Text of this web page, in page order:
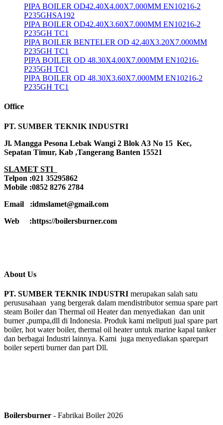
PIPA BOILER OD42.40X4.00X7.000MM EN10216-2
P235GHSA192
PIPA BOILER OD42.40X3.60X7.000MM EN10216-2
P235GH TC1
PIPA BOILER BENTELER OD 42.40X3.20X7.000MM
P235GH TC1
PIPA BOILER OD 48.30X4.00X7.000MM EN10216-
P235GH TC1
PIPA BOILER OD 48.30X3.60X7.000MM EN10216-2
P235GH TC1
Office
PT. SUMBER TEKNIK INDUSTRI
Jl. Mangga Pesona Lebak Wangi 2 Blok A3 No 15 Kec,
Sepatan Timur, Kab ,Tangerang Banten 15521
SLAMET STI
Telpon :021 35295862
Mobile :0852 8276 2784
Email :idmslamet@gmail.com
Web :https://boilersburner.com
About Us
PT. SUMBER TEKNIK INDUSTRI merupakan salah satu
perususahaan yang bergerak dalam mendistributor semua spare part
steam Boiler dan Thermal oil Heater dan menyediakan dan unit
burner ,pumpa,dll di Indonesia. Produk kami meliputi jual spare part
boiler, hot water boiler, thermal oil heater untuk marine kapal tanker
dan berbagai Industri lainnya. Kami juga menyediakan sparepart
boiler seperti burner dan part Dll.
Boilersburner - Fabrikai Boiler 2026